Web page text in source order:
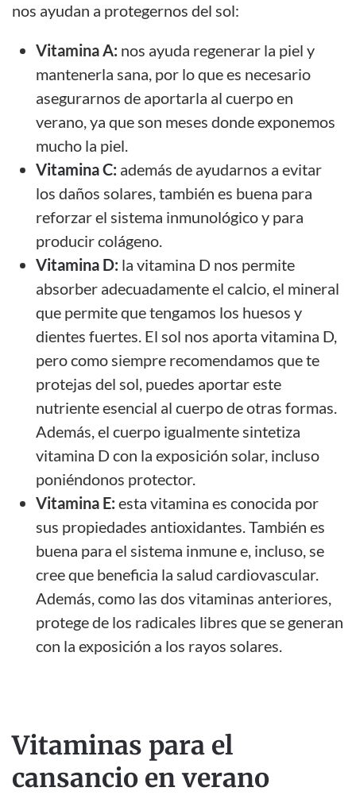
nos ayudan a protegernos del sol:
Vitamina A: nos ayuda regenerar la piel y
mantenerla sana, por lo que es necesario
asegurarnos de aportarla al cuerpo en
verano, ya que son meses donde exponemos
mucho la piel.
Vitamina C: además de ayudarnos a evitar
los daños solares, también es buena para
reforzar el sistema inmunológico y para
producir colágeno.
Vitamina D: la vitamina D nos permite
absorber adecuadamente el calcio, el mineral
que permite que tengamos los huesos y
dientes fuertes. El sol nos aporta vitamina D,
pero como siempre recomendamos que te
protejas del sol, puedes aportar este
nutriente esencial al cuerpo de otras formas.
Además, el cuerpo igualmente sintetiza
vitamina D con la exposición solar, incluso
poniéndonos protector.
Vitamina E: esta vitamina es conocida por
sus propiedades antioxidantes. También es
buena para el sistema inmune e, incluso, se
cree que beneficia la salud cardiovascular.
Además, como las dos vitaminas anteriores,
protege de los radicales libres que se generan
con la exposición a los rayos solares.
Vitaminas para el
cansancio en verano